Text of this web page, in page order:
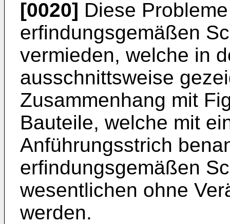
[0020] Diese
erfindungsgemäßen
vermieden, welche in
ausschnittsweise
Zusammenhang mit
Bauteile, welche mit
Anführungsstrich
erfindungsgemäßen
wesentlichen ohne
werden.